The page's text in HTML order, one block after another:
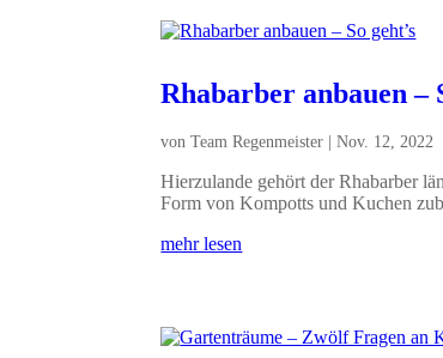
Rhabarber anbauen –
vonTeam Regenmeister |Nov. 12, 2022
Hierzulande gehört der Rhabarber
Form von Kompotts und Kuchen
mehr lesen